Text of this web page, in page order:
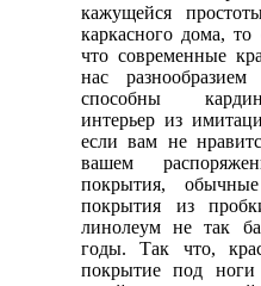
кажущейся
каркасного дома,
что современные
нас
способны
интерьер из
если вам не
вашем
покрытия,
покрытия из
линолеум не так
годы. Так что,
покрытие под